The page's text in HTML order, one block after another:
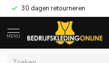
30 dagen retourneren
MENU